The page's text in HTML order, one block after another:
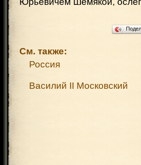
См. также:
Россия
Василий II Московский